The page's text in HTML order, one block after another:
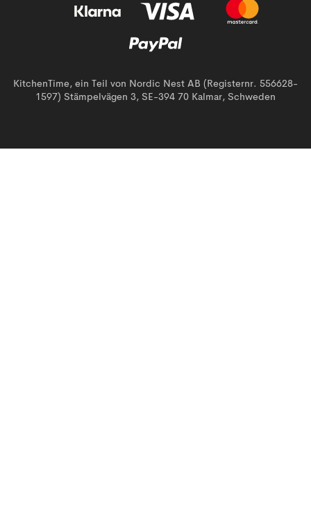
KitchenTime, ein Teil von Nordic Nest AB (Registernr. 556628-
1597) Stämpelvägen 3, SE-394 70 Kalmar, Schweden